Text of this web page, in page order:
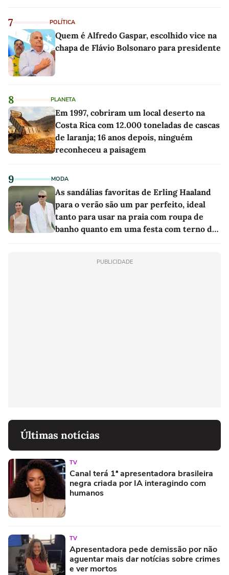
7 POLÍTICA
Quem é Alfredo Gaspar, escolhido vice na
chapa de Flávio Bolsonaro para presidente
8 PLANETA
Em 1997, cobriram um local deserto na
Costa Rica com 12.000 toneladas de cascas
de laranja; 16 anos depois, ninguém
reconheceu a paisagem
9 MODA
As sandálias favoritas de Erling Haaland
para o verão são um par perfeito, ideal
tanto para usar na praia com roupa de
banho quanto em uma festa com terno de
PUBLICIDADE
Últimas notícias
TV
Canal terá 1ª apresentadora brasileira
negra criada por IA interagindo com
humanos
TV
Apresentadora pede demissão por não
aguentar mais dar notícias sobre crimes
e ver mortos